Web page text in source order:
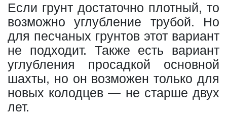
Если грунт достаточно плотный, то
возможно углубление трубой. Но
для песчаных грунтов этот вариант
не подходит. Также есть вариант
углубления просадкой основной
шахты, но он возможен только для
новых колодцев — не старше двух
лет.